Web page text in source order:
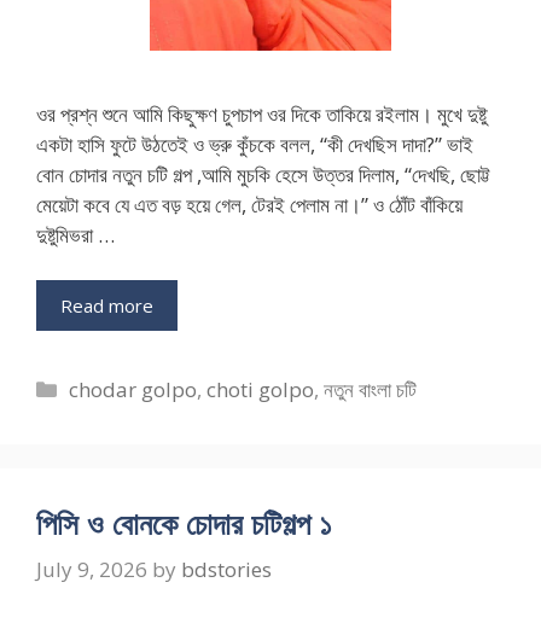
ওর প্রশ্ন শুনে আমি কিছুক্ষণ চুপচাপ ওর দিকে তাকিয়ে রইলাম। মুখে দুষ্টু
একটা হাসি ফুটে উঠতেই ও ভ্রু কুঁচকে বলল, “কী দেখছিস দাদা?” ভাই
বোন চোদার নতুন চটি গল্প ,আমি মুচকি হেসে উত্তর দিলাম, “দেখছি, ছোট্ট
মেয়েটা কবে যে এত বড় হয়ে গেল, টেরই পেলাম না।” ও ঠোঁট বাঁকিয়ে
দুষ্টুমিভরা …
Read more
Categories
chodar golpo,choti golpo,নতুন বাংলা চটি
পিসি ও বোনকে চোদার চটিগল্প ১
July 9, 2026 by bdstories